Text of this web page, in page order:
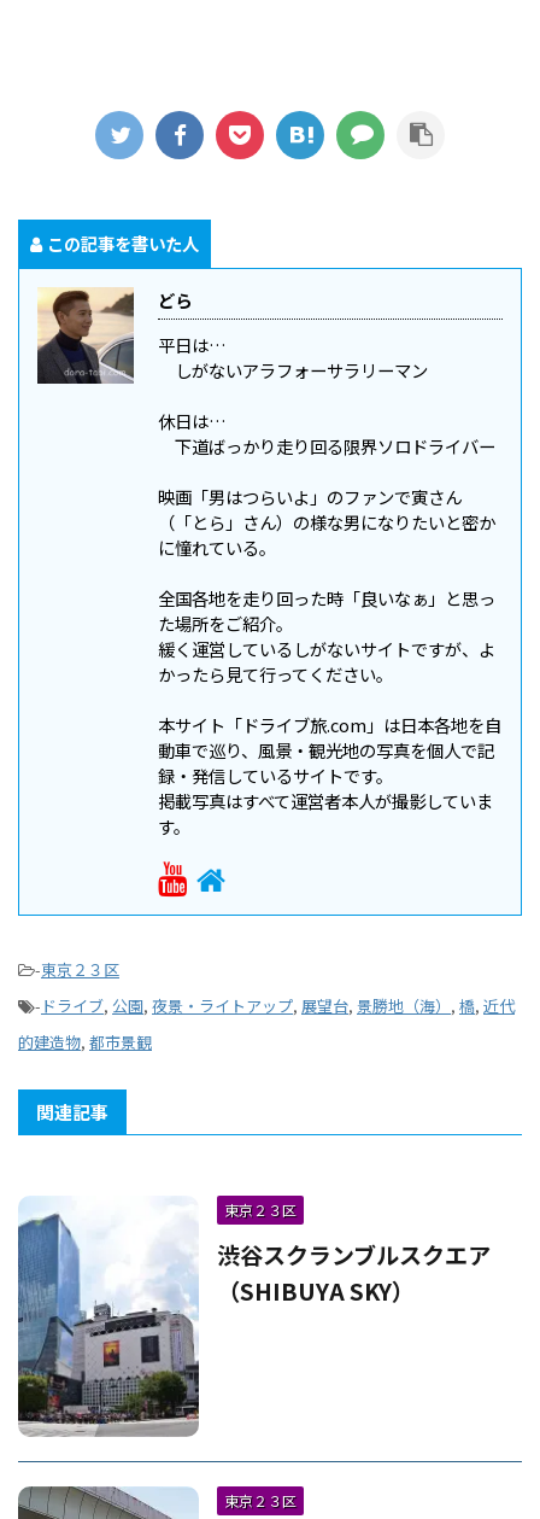
この記事を書いた人
どら
平日は…
しがないアラフォーサラリーマン
休日は…
下道ばっかり走り回る限界ソロドライバー
映画「男はつらいよ」のファンで寅さん
（「とら」さん）の様な男になりたいと密か
に憧れている。
全国各地を走り回った時「良いなぁ」と思っ
た場所をご紹介。
緩く運営しているしがないサイトですが、よ
かったら見て行ってください。
本サイト「ドライブ旅.com」は日本各地を自
動車で巡り、風景・観光地の写真を個人で記
録・発信しているサイトです。
掲載写真はすべて運営者本人が撮影していま
す。
-東京２３区
- ドライブ, 公園, 夜景・ライトアップ, 展望台, 景勝地（海） , 橋, 近代
的建造物, 都市景観
関連記事
東京２３区
渋谷スクランブルスクエア
（SHIBUYA SKY）
東京２３区